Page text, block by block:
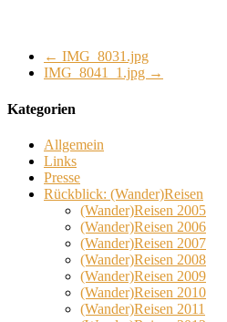
← IMG_8031.jpg
IMG_8041_1.jpg →
Kategorien
Allgemein
Links
Presse
Rückblick: (Wander)Reisen
(Wander)Reisen 2005
(Wander)Reisen 2006
(Wander)Reisen 2007
(Wander)Reisen 2008
(Wander)Reisen 2009
(Wander)Reisen 2010
(Wander)Reisen 2011